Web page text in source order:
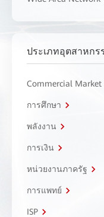
ประเภทอุตสาหกร
Commercial Market
การศึกษา
พลังงาน
การเงิน
หน่วยงานภาครัฐ
การแพทย์
ISP